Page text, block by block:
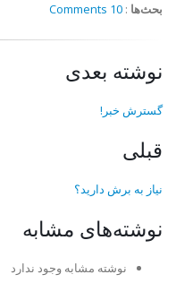
بحث‌ها :
10 Comments
نوشته بعدی
گسترش خبر!
قبلی
نیاز به برش دارید؟
نوشته‌های مشابه
نوشته مشابه وجود ندارد